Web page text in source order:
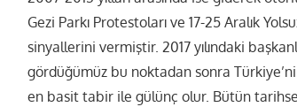
Gezi Parkı Protestoları ve 17-25 Aralık
sinyallerini vermiştir. 2017 yılındaki
gördüğümüz bu noktadan sonra
en basit tabir ile gülünç olur. Bütün